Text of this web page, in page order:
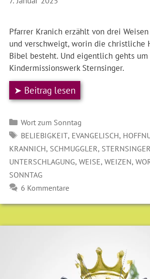
Pfarrer Kranich erzählt von drei
und verschweigt, worin die christliche
Bibel besteht. Und eigentlich gehts um
Kindermissionswerk Sternsinger.
➤ Beitrag lesen
Kategorien
Wort zum Sonntag
SCHLAGWÖRTER
BELIEBIGKEIT, EVANGELISCH,
KRANNICH, SCHMUGGLER, STERNSINGER
UNTERSCHLAGUNG,WEISE,WEIZEN,
SONNTAG
6 Kommentare